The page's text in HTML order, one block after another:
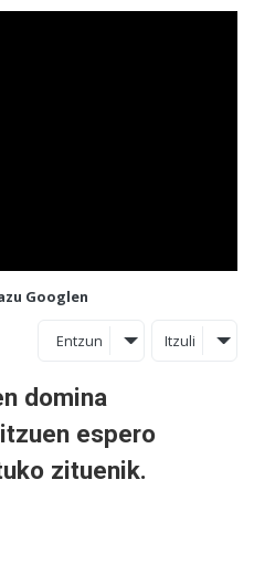
Googlen
Entzun Itzuli
domina
espero
zituenik.